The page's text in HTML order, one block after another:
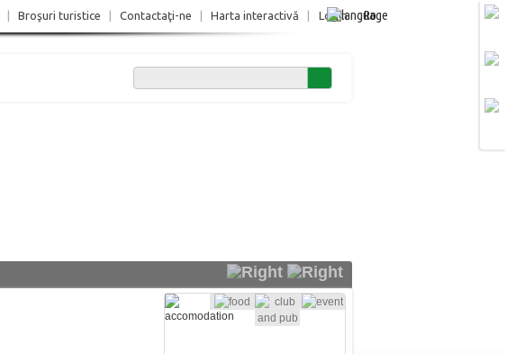
Login Ro
Broşuri turistice Contactaţi-ne Harta interactivă